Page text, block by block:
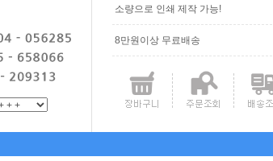
소량으로 인쇄 제작 가능!
8만원이상 무료배송